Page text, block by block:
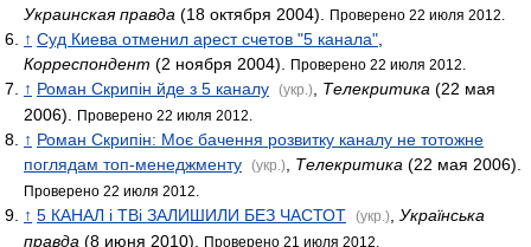
Украинская правда (18 октября 2004). Проверено 22 июля 2012.
↑ Суд Киева отменил арест счетов "5 канала"
Корреспондент (2 ноября 2004). Проверено 22 июля 2012.
↑ Роман Скрипін йде з 5 каналу (укр.) Телекритика (22 мая
2006).
Проверено 22 июля 2012.
↑ Роман Скрипін: Моє бачення розвитку каналу не тотожне
поглядам топ-менеджменту (укр.) Телекритика (22 мая 2006).
Проверено 22 июля 2012.
↑ 5 КАНАЛ і ТВі ЗАЛИШИЛИ БЕЗ ЧАСТОТ (укр.) Українська
правда (8 июня 2010). Проверено 21 июля 2012.